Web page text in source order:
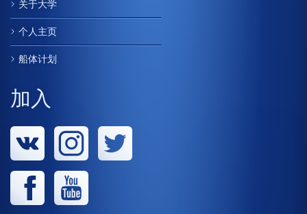
关于大学
个人主页
船体计划
加入